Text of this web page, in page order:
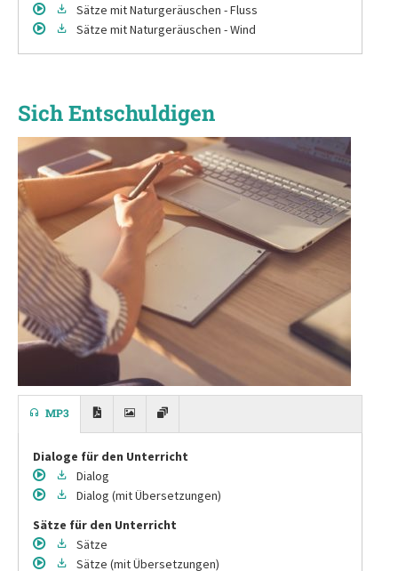
Sätze mit Naturgeräuschen - Fluss
Sätze mit Naturgeräuschen - Wind
Sich Entschuldigen
MP3
Dialoge für den Unterricht
Dialog
Dialog (mit Übersetzungen)
Sätze für den Unterricht
Sätze
Sätze (mit Übersetzungen)